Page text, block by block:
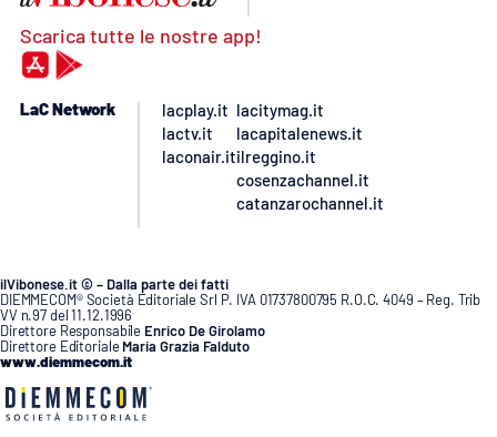
Scarica tutte le nostre app!
LaC Network
lacplay.it
lactv.it
laconair.it
lacitymag.it
lacapitalenews.it
ilreggino.it
cosenzachannel.it
catanzarochannel.it
ilVibonese.it © – Dalla parte dei fatti
DIEMMECOM® Società Editoriale Srl P. IVA 01737800795 R.O.C. 4049 – Reg. Trib
VV n.97 del 11.12.1996
Direttore Responsabile Enrico De Girolamo
Direttore Editoriale Maria Grazia Falduto
www.diemmecom.it